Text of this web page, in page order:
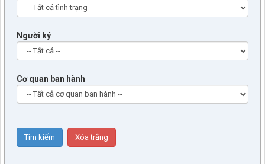
Người ký
Cơ quan ban hành